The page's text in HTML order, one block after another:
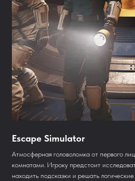
Escape Simulator
Aтмосферная головоломка от первого
комнатами. Игроку предстоит
находить подсказки и решать